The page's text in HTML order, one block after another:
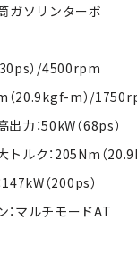
ガソリンターボ
）/4500rpm
（20.9kgf-m）/
力：50kW（68ps）
ルク：205Nm（
（200ps）
：マルチモードAT